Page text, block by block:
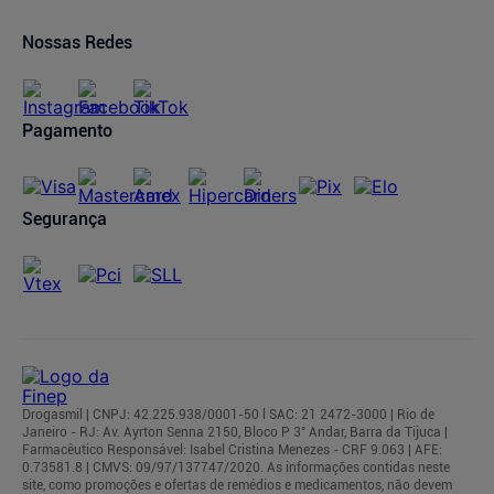
Compra Recorrente
Nossas Redes
Pagamento
Segurança
Drogasmil | CNPJ: 42.225.938/0001-50 l SAC: 21 2472-3000 | Rio de
Janeiro - RJ: Av. Ayrton Senna 2150, Bloco P 3° Andar, Barra da Tijuca |
Farmacêutico Responsável: Isabel Cristina Menezes - CRF 9.063 | AFE:
0.73581.8 | CMVS: 09/97/137747/2020. As informações contidas neste
site, como promoções e ofertas de remédios e medicamentos, não devem